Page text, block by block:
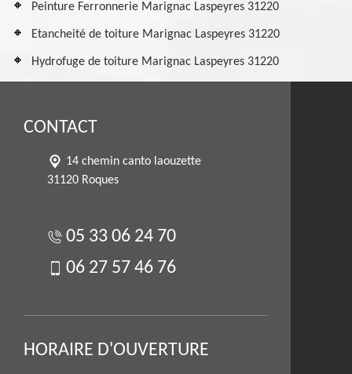
Peinture Ferronnerie Marignac Laspeyres 31220
Etancheité de toiture Marignac Laspeyres 31220
Hydrofuge de toiture Marignac Laspeyres 31220
CONTACT
14 chemin canto laouzette
31120 Roques
05 33 06 24 70
06 27 57 46 76
HORAIRE D'OUVERTURE